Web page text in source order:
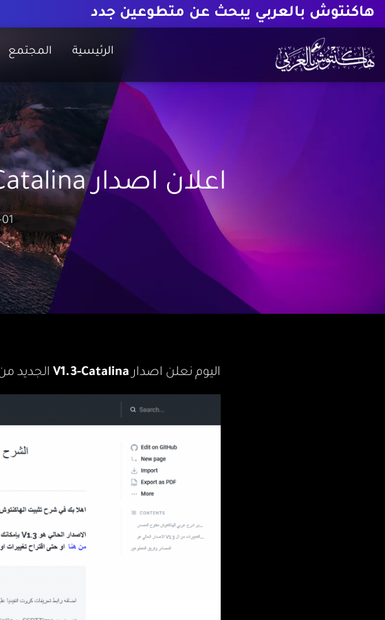
هاكنتوش بالعربي يبحث عن متطوعين جدد
الرئيسية المجتمع
اعلان اصدار V1.3-Catalina من شرح تثبيت الهاكنتوش
اليوم نعلن اصدارV1.3-Catalina الجديد